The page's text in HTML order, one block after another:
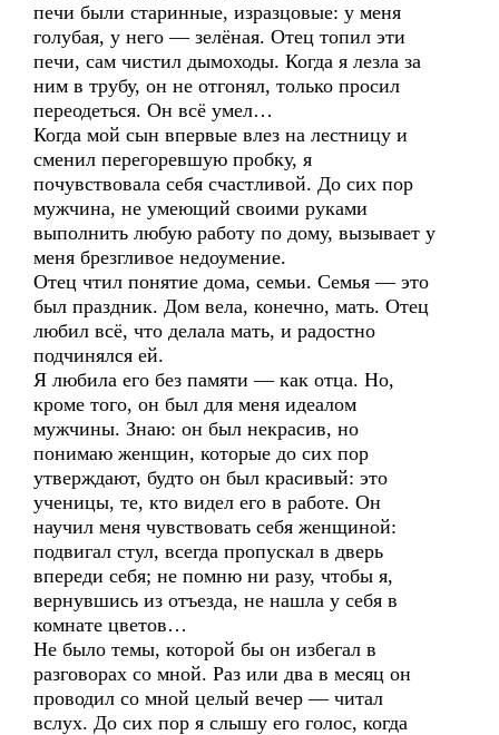
печи были старинные, изразцовые: у меня
голубая, у него — зелёная. Отец топил эти
печи, сам чистил дымоходы. Когда я лезла за
ним в трубу, он не отгонял, только просил
переодеться. Он всё умел…
Когда мой сын впервые влез на лестницу и
сменил перегоревшую пробку, я
почувствовала себя счастливой. До сих пор
мужчина, не умеющий своими руками
выполнить любую работу по дому, вызывает у
меня брезгливое недоумение.
Отец чтил понятие дома, семьи. Семья — это
был праздник. Дом вела, конечно, мать. Отец
любил всё, что делала мать, и радостно
подчинялся ей.
Я любила его без памяти — как отца. Но,
кроме того, он был для меня идеалом
мужчины. Знаю: он был некрасив, но
понимаю женщин, которые до сих пор
утверждают, будто он был красивый: это
ученицы, те, кто видел его в работе. Он
научил меня чувствовать себя женщиной:
подвигал стул, всегда пропускал в дверь
впереди себя; не помню ни разу, чтобы я,
вернувшись из отъезда, не нашла у себя в
комнате цветов…
Не было темы, которой бы он избегал в
разговорах со мной. Раз или два в месяц он
проводил со мной целый вечер — читал
вслух. До сих пор я слышу его голос, когда